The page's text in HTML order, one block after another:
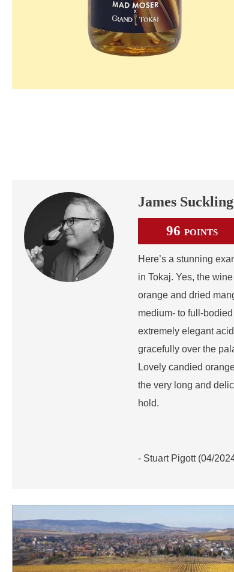
James Suckling
96 POINTS
Here’s a stunning
in Tokaj. Yes, the
orange and dried
medium- to full-
extremely elegant
gracefully over the
Lovely candied
the very long and
hold.
- Stuart Pigott (04/